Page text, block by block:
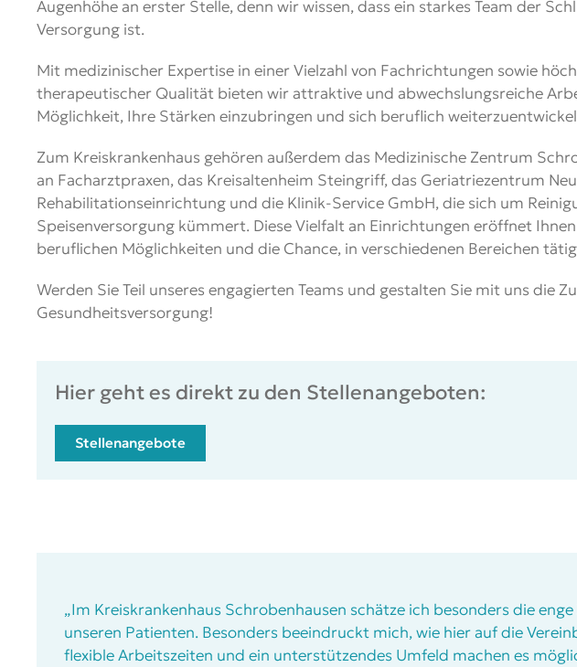
Augenhöhe an erster Stelle, denn wir wissen, dass ein starkes Team der
Versorgung ist.
Mit medizinischer Expertise in einer Vielzahl von Fachrichtungen sowie
therapeutischer Qualität bieten wir attraktive und abwechslungsreiche
Möglichkeit, Ihre Stärken einzubringen und sich beruflich
Zum Kreiskrankenhaus gehören außerdem das Medizinische Zentrum
an Facharztpraxen, das Kreisaltenheim Steingriff, das Geriatriezentrum
Rehabilitationseinrichtung und die Klinik-Service GmbH, die sich um
Speisenversorgung kümmert. Diese Vielfalt an Einrichtungen eröffnet
beruflichen Möglichkeiten und die Chance, in verschiedenen Bereichen
Werden Sie Teil unseres engagierten Teams und gestalten Sie mit uns die
Gesundheitsversorgung!
Hier geht es direkt zu den Stellenangeboten:
Stellenangebote
„Im Kreiskrankenhaus Schrobenhausen schätze ich besonders die
unseren Patienten. Besonders beeindruckt mich, wie hier auf die
flexible Arbeitszeiten und ein unterstützendes Umfeld machen es